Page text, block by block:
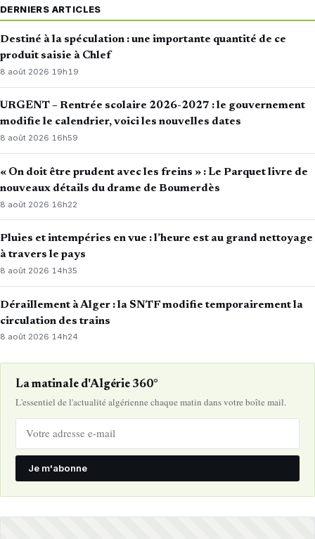
DERNIERS ARTICLES
Destiné à la spéculation : une importante quantité de ce
produit saisie à Chlef
8 août 2026· 19h19
URGENT – Rentrée scolaire 2026-2027 : le gouvernement
modifie le calendrier, voici les nouvelles dates
8 août 2026·16h59
« On doit être prudent avec les freins » : Le Parquet livre de
nouveaux détails du drame de Boumerdès
8 août 2026· 16h22
Pluies et intempéries en vue : l’heure est au grand nettoyage
à travers le pays
8 août 2026·14h35
Déraillement à Alger : la SNTF modifie temporairement la
circulation des trains
8 août 2026·14h24
La matinale d'Algérie 360°
L'essentiel de l'actualité algérienne chaque matin dans votre boîte mail.
Je m'abonne